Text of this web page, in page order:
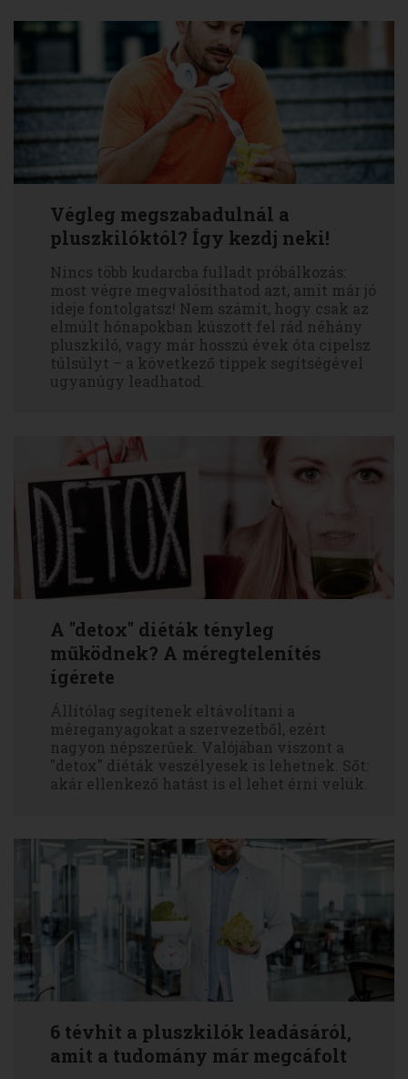
Végleg megszabadulnál a
pluszkilóktól? Így kezdj neki!
Nincs több kudarcba fulladt próbálkozás:
most végre megvalósíthatod azt, amit már jó
ideje fontolgatsz! Nem számít, hogy csak az
elmúlt hónapokban kúszott fel rád néhány
pluszkiló, vagy már hosszú évek óta cipelsz
túlsúlyt – a következő tippek segítségével
ugyanúgy leadhatod.
A "detox" diéták tényleg
működnek? A méregtelenítés
ígérete
Állítólag segítenek eltávolítani a
méreganyagokat a szervezetből, ezért
nagyon népszerűek. Valójában viszont a
"detox" diéták veszélyesek is lehetnek. Sőt:
akár ellenkező hatást is el lehet érni velük.
6 tévhit a pluszkilók leadásáról,
amit a tudomány már megcáfolt